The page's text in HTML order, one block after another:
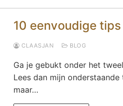
10 eenvoudige
CLAASJAN BLOG
Ga je gebukt onder het
Lees dan mijn
maar…